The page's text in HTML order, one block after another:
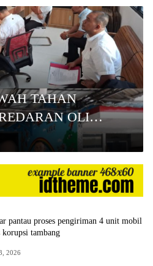
TAHAN
OLI
pantau proses pengiriman 4 unit mobil
korupsi tambang
2026